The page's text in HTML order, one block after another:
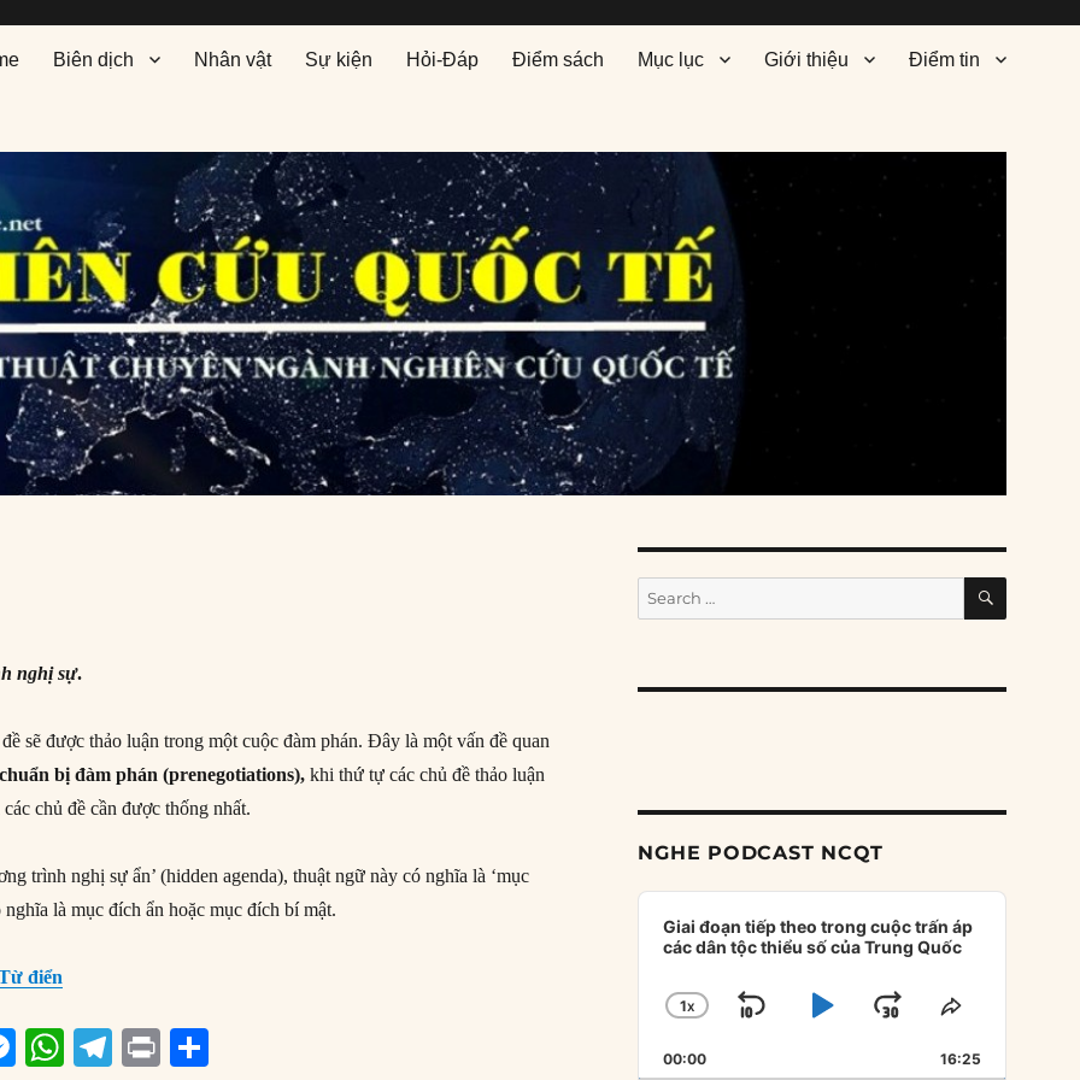
Biên dịch Nhân vật Sự kiện Hỏi-Đáp Điểm sách Mục lục Giới thiệu Điểm tin
nghị sự.
sẽ được thảo luận trong một cuộc đàm phán. Đây là một vấn đề quan
bị đàm phán (prenegotiations),khi thứ tự các chủ đề thảo luận
chủ đề cần được thống nhất.
trình nghị sự ẩn’ (hidden agenda), thuật ngữ này có nghĩa là ‘mục
nghĩa là mục đích ẩn hoặc mục đích bí mật.
điển
M W T
P
Search
for:
SEARCH
NGHE PODCAST NCQT
Audio
Player
Giai đoạn tiếp theo trong cuộc trấn áp
các dân tộc thiểu số của Trung Quốc
CHANGE
RATE
1X
SKIP
BACKWARD
PLAYJUMP
FORWARD
SHARE
EPISODE
00:00 16:25